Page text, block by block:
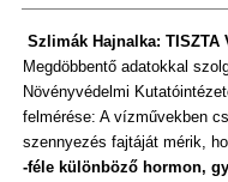
Szlimák Hajnalka: TISZTA
Megdöbbentő adatokkal
Növényvédelmi
felmérése: A vízművekben
szennyezés fajtáját mérik,
-féle különböző hormon,